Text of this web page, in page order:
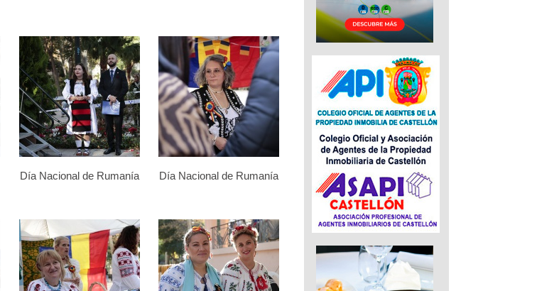
Día Nacional de Rumanía Día Nacional de Rumanía